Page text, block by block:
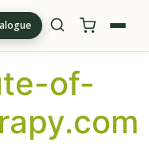
of-